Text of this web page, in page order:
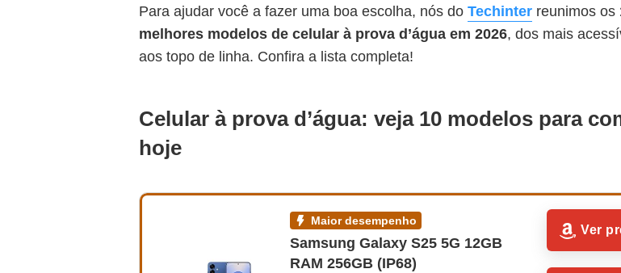
Para ajudar você a fazer uma boa escolha, nós do Techinter reunimos os
melhores modelos de celular à prova d’água em 2026, dos mais
aos topo de linha. Confira a lista completa!
Celular à prova d’água: veja 10 modelos para
hoje
maior desempenho
Samsung Galaxy S25 5G 12GB
RAM 256GB (IP68)
Ver